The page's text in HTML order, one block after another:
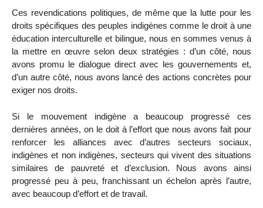
Ces revendications politiques, de même que la lutte pour les
droits spécifiques des peuples indigènes comme le droit à une
éducation interculturelle et bilingue, nous en sommes venus à
la mettre en œuvre selon deux stratégies : d’un côté, nous
avons promu le dialogue direct avec les gouvernements et,
d’un autre côté, nous avons lancé des actions concrètes pour
exiger nos droits.
Si le mouvement indigène a beaucoup progressé ces
dernières années, on le doit à l’effort que nous avons fait pour
renforcer les alliances avec d’autres secteurs sociaux,
indigènes et non indigènes, secteurs qui vivent des situations
similaires de pauvreté et d’exclusion. Nous avons ainsi
progressé peu à peu, franchissant un échelon après l’autre,
avec beaucoup d’effort et de travail.